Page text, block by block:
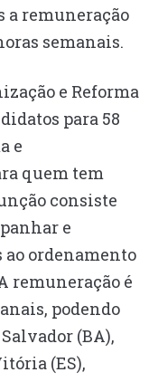
a remuneração
semanais.
e Reforma
para 58
e
quem tem
consiste
e
ordenamento
remuneração é
podendo
(BA),
(ES),